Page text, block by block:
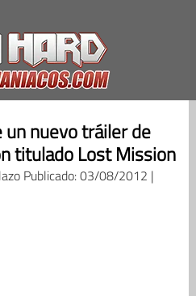
un nuevo tráiler de
titulado Lost Mission
Publicado: 03/08/2012 |